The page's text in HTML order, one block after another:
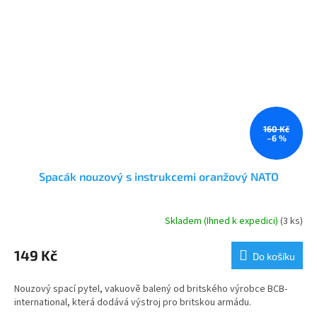
160 Kč
–6 %
Spacák nouzový s instrukcemi oranžový NATO
Skladem (Ihned k expedici) (3 ks)
149 Kč Do košíku
Nouzový spací pytel, vakuově balený od britského výrobce BCB-
international, která dodává výstroj pro britskou armádu.